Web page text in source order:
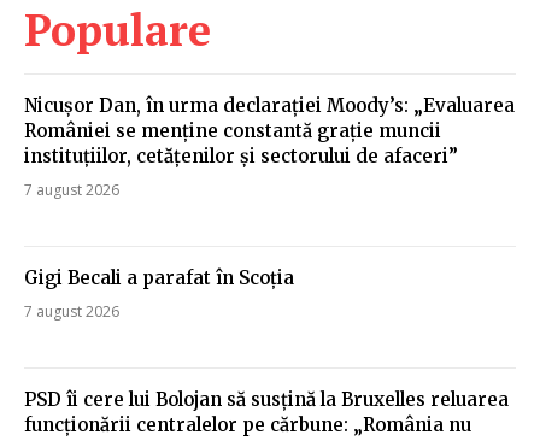
Populare
Nicușor Dan, în urma declarației Moody’s: „Evaluarea
României se menține constantă grație muncii
instituțiilor, cetățenilor și sectorului de afaceri”
7 august 2026
Gigi Becali a parafat în Scoția
7 august 2026
PSD îi cere lui Bolojan să susțină la Bruxelles reluarea
funcționării centralelor pe cărbune: „România nu